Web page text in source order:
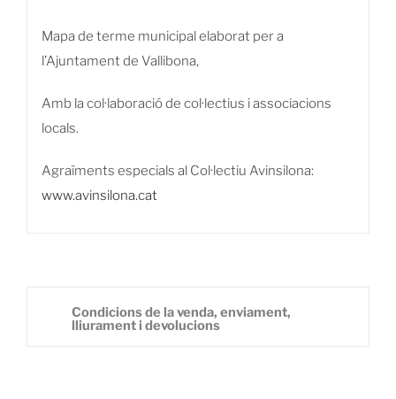
Mapa de terme municipal elaborat per a
l’Ajuntament de Vallibona,
Amb la col·laboració de col·lectius i associacions
locals.
Agraïments especials al Col·lectiu Avinsilona:
www.avinsilona.cat
Condicions de la venda, enviament,
lliurament i devolucions